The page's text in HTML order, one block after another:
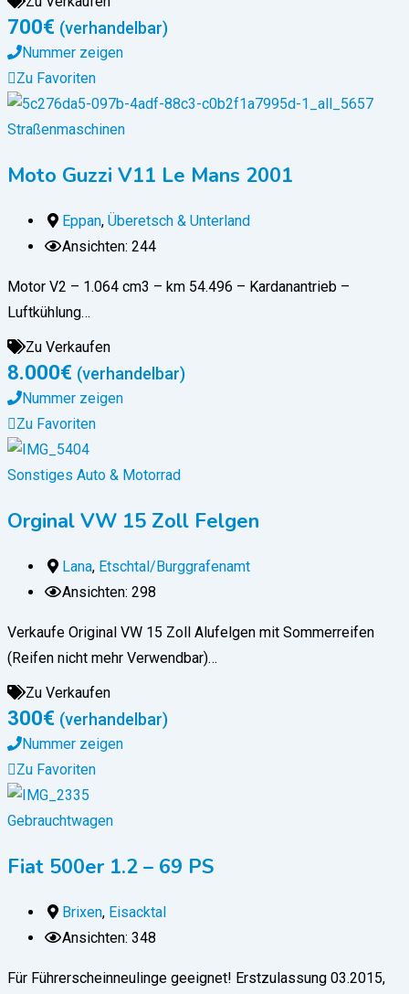
700€ (verhandelbar)
Nummer zeigen
Zu Favoriten
Straßenmaschinen
Moto Guzzi V11 Le Mans 2001
Eppan, Überetsch & Unterland
Ansichten: 244
Motor V2 – 1.064 cm3 – km 54.496 – Kardanantrieb –
Luftkühlung…
Zu Verkaufen
8.000€ (verhandelbar)
Nummer zeigen
Zu Favoriten
Sonstiges Auto & Motorrad
Orginal VW 15 Zoll Felgen
Lana, Etschtal/Burggrafenamt
Ansichten: 298
Verkaufe Original VW 15 Zoll Alufelgen mit Sommerreifen
(Reifen nicht mehr Verwendbar)…
Zu Verkaufen
300€ (verhandelbar)
Nummer zeigen
Zu Favoriten
Gebrauchtwagen
Fiat 500er 1.2 – 69 PS
Brixen, Eisacktal
Ansichten: 348
Für Führerscheinneulinge geeignet! Erstzulassung 03.2015,